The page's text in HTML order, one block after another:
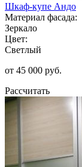
Шкаф-купе Андо
Материал фасада:
Зеркало
Цвет:
Светлый
от 45 000 руб.
Рассчитать